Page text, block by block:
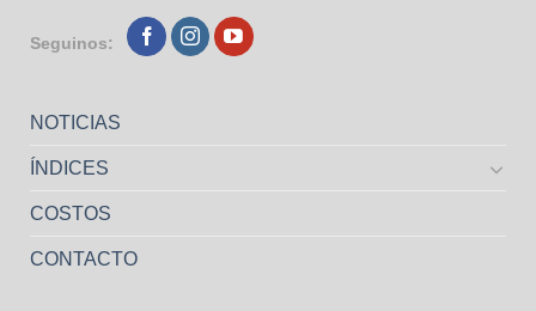
Seguinos:
NOTICIAS
ÍNDICES
COSTOS
CONTACTO